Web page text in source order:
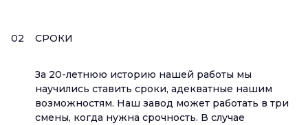
02 СРОКИ
За 20-летнюю историю нашей работы мы
научились ставить сроки, адекватные нашим
возможностям. Наш завод может работать в три
смены, когда нужна срочность. В случае